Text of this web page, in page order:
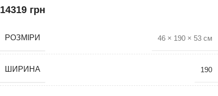
14319 грн
РОЗМІРИ 46 × 190 × 53 см
ШИРИНА 190